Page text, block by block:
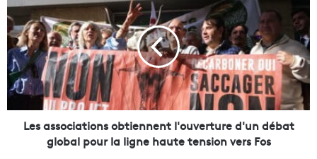
e
s
a
s
s
o
c
i
Les associations obtiennent l'ouverture d'un débat
global pour la ligne haute tension vers Fos